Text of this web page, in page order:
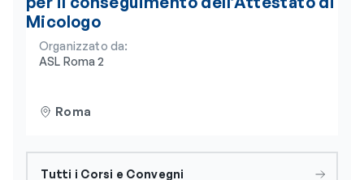
Micologo
Organizzato da:
ASL Roma 2
Roma
Tutti i Corsi e Convegni